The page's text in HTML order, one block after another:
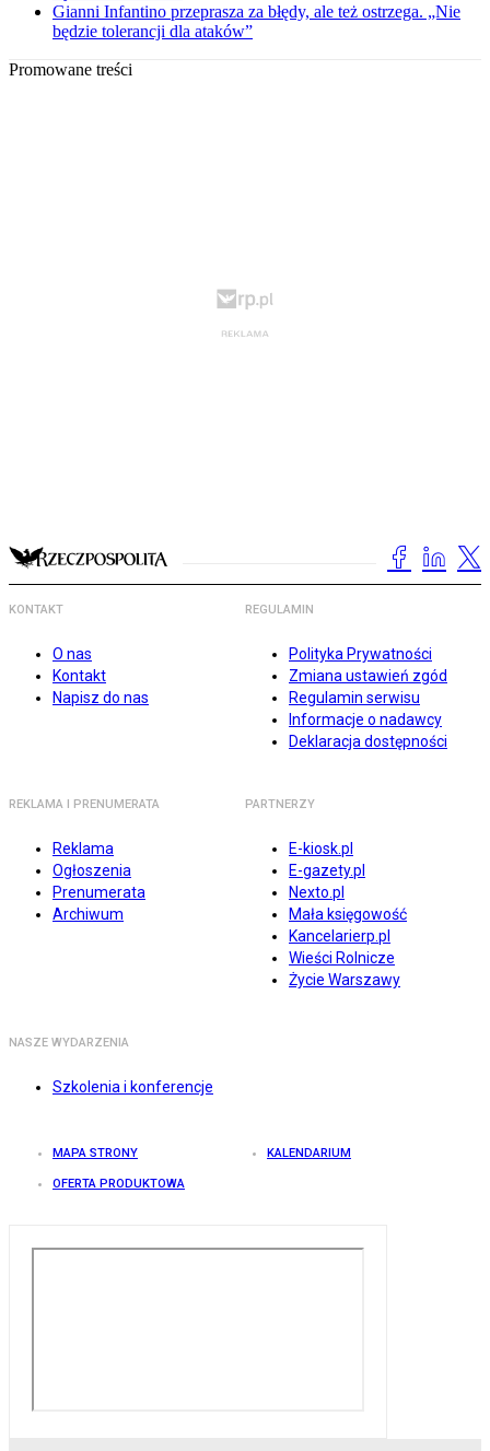
Gianni Infantino przeprasza za błędy, ale też ostrzega. „Nie
będzie tolerancji dla ataków”
Promowane treści
KONTAKT
O nas
Kontakt
Napisz do nas
REGULAMIN
Polityka Prywatności
Zmiana ustawień zgód
Regulamin serwisu
Informacje o nadawcy
Deklaracja dostępności
REKLAMA I PRENUMERATA
Reklama
Ogłoszenia
Prenumerata
Archiwum
PARTNERZY
E-kiosk.pl
E-gazety.pl
Nexto.pl
Mała księgowość
Kancelarierp.pl
Wieści Rolnicze
Życie Warszawy
NASZE WYDARZENIA
Szkolenia i konferencje
MAPA STRONY KALENDARIUM
OFERTA PRODUKTOWA